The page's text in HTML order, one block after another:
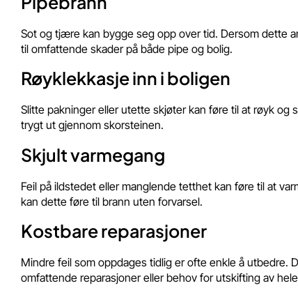
Sot og tjære kan bygge seg opp over tid. Dersom dette
til omfattende skader på både pipe og bolig.
Røyklekkasje inn i boligen
Slitte pakninger eller utette skjøter kan føre til at røyk
trygt ut gjennom skorsteinen.
Skjult varmegang
Feil på ildstedet eller manglende tetthet kan føre til at
kan dette føre til brann uten forvarsel.
Kostbare reparasjoner
Mindre feil som oppdages tidlig er ofte enkle å utbedre.
omfattende reparasjoner eller behov for utskifting av